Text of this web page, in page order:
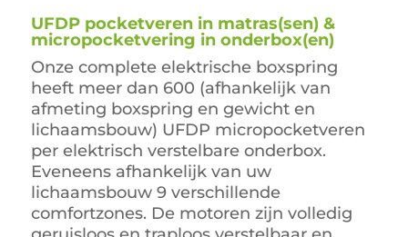
UFDP pocketveren in matras(sen) &
micropocketvering in onderbox(en)
Onze complete elektrische boxspring
heeft meer dan 600 (afhankelijk van
afmeting boxspring en gewicht en
lichaamsbouw) UFDP micropocketveren
per elektrisch verstelbare onderbox.
Eveneens afhankelijk van uw
lichaamsbouw 9 verschillende
comfortzones. De motoren zijn volledig